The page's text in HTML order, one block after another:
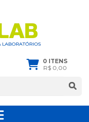
0 ITENS
R$ 0,00